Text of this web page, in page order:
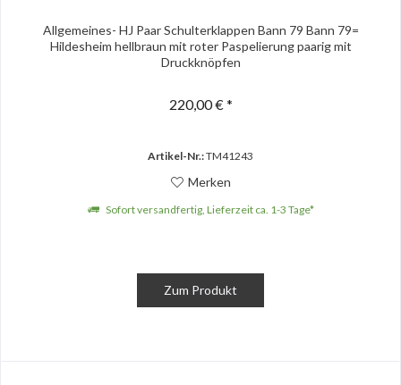
Allgemeines- HJ Paar Schulterklappen Bann 79 Bann 79=
Hildesheim hellbraun mit roter Paspelierung paarig mit
Druckknöpfen
220,00 € *
Artikel-Nr.:TM41243
Merken
Sofort versandfertig, Lieferzeit ca. 1-3 Tage*
Zum Produkt